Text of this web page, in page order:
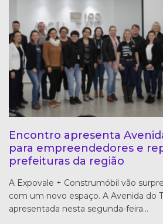
Encontro apresenta
para empreendedores e
prefeituras da região
A Expovale + Construmóbil vão
com um novo espaço. A Avenida do
apresentada nesta segunda-feira…